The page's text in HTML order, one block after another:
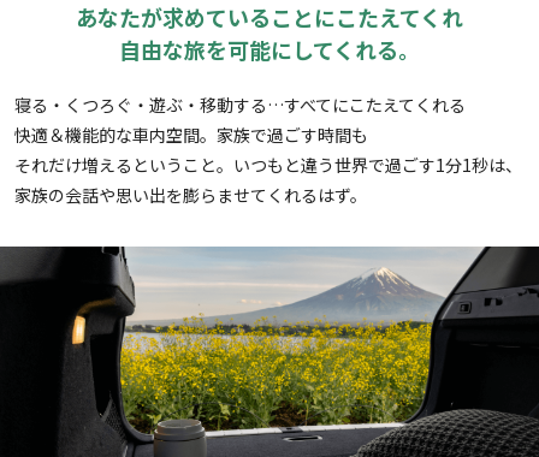
あなたが求めていることにこたえてくれ
自由な旅を可能にしてくれる。
寝る・くつろぐ・遊ぶ・移動する…すべてにこたえてくれる
快適＆機能的な車内空間。家族で過ごす時間も
それだけ増えるということ。いつもと違う世界で過ごす1分1秒は、
家族の会話や思い出を膨らませてくれるはず。